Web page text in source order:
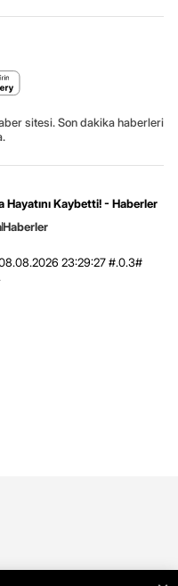
sitesi. Son dakika haberleri
Kaybetti! - Haberler
Haberler
23:29:27 #.0.3#